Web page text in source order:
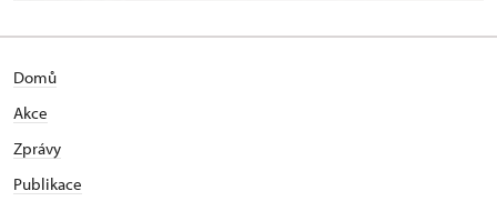
Domů
Akce
Zprávy
Publikace